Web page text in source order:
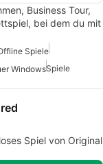
Business Tour,
bei dem du mit
Spiele
WindowsSpiele
Spiel von Original